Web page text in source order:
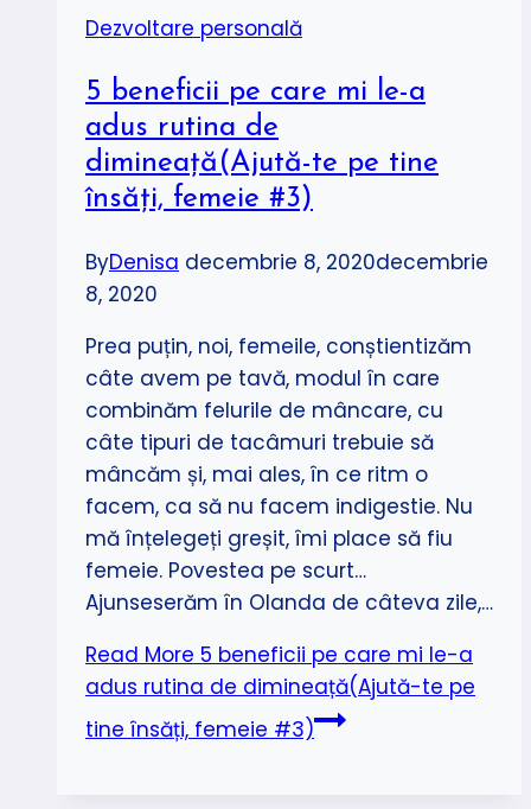
Dezvoltare personală
5 beneficii pe care mi le-a
adus rutina de
dimineață(Ajută-te pe tine
însăți, femeie #3)
ByDenisa decembrie 8, 2020decembrie
8, 2020
Prea puțin, noi, femeile, conștientizăm
câte avem pe tavă, modul în care
combinăm felurile de mâncare, cu
câte tipuri de tacâmuri trebuie să
mâncăm și, mai ales, în ce ritm o
facem, ca să nu facem indigestie. Nu
mă înțelegeți greșit, îmi place să fiu
femeie. Povestea pe scurt…
Ajunseserăm în Olanda de câteva zile,…
Read More 5 beneficii pe care mi le-a
adus rutina de dimineață(Ajută-te pe
tine însăți, femeie #3)